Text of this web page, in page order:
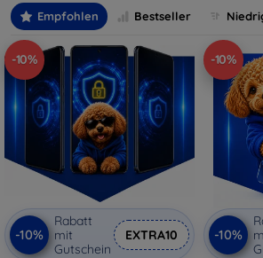
Empfohlen Bestseller
-10%
-10%
Rabatt
mit
Gutschein
EXTRA10
-10%
-10%